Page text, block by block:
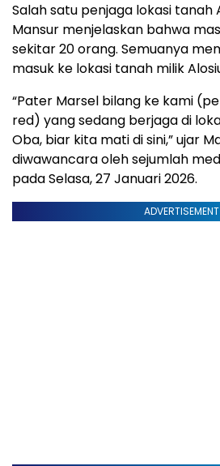
Salah satu penjaga lokasi
Mansur menjelaskan bahwa
sekitar 20 orang. Semuanya
masuk ke lokasi tanah milik
“Pater Marsel bilang ke kami
red) yang sedang berjaga di
Oba, biar kita mati di sini,” ujar
diwawancara oleh sejumlah
pada Selasa, 27 Januari 2026.
ADVERTISEMENT